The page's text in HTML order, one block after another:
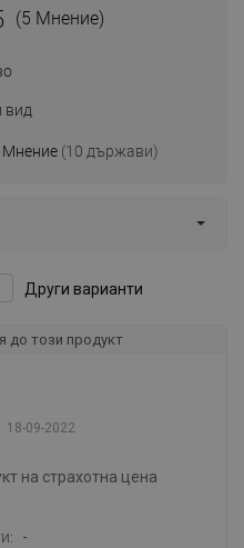
(5 Мнение)
Мнение (10 държави)
вид
Други варианти
до този продукт
18-09-2022
на страхотна цена
-